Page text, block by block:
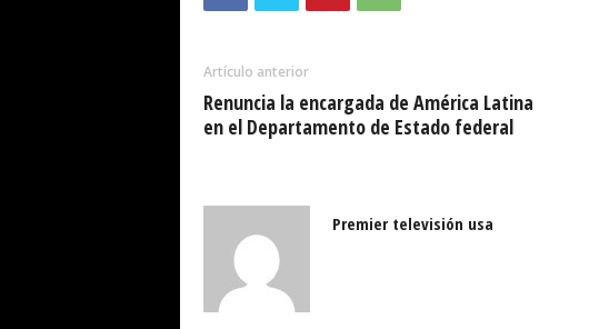
Artículo anterior
Renuncia la encargada de América Latina
en el Departamento de Estado federal
Premier televisión usa